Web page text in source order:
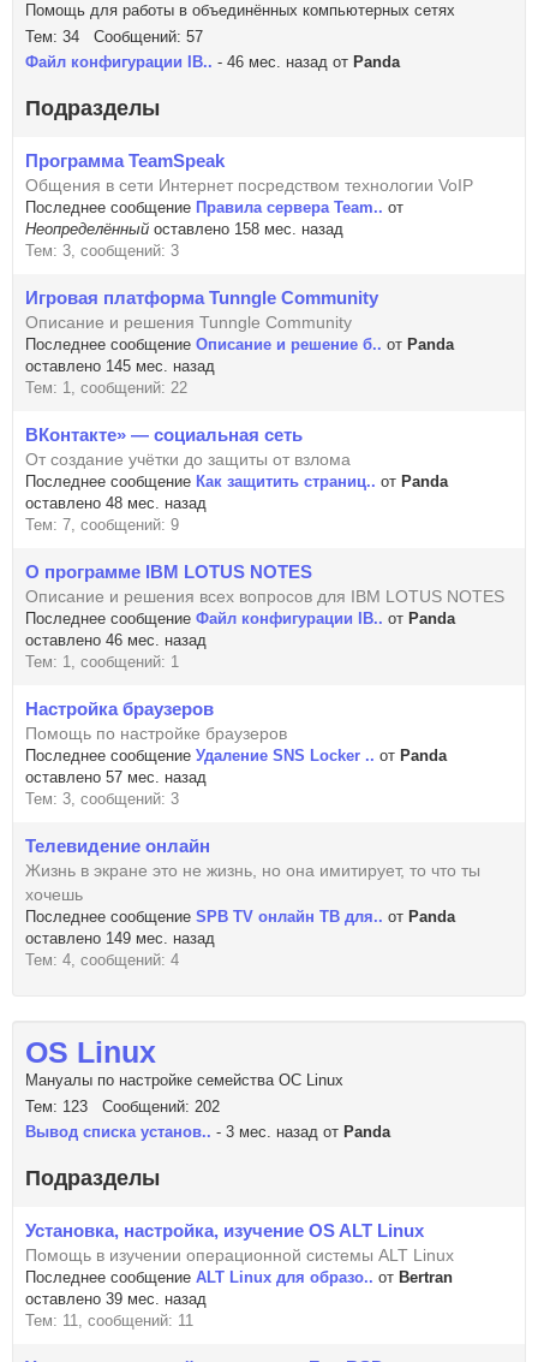
Помощь для работы в объединённых компьютерных сетях
Тем: 34 Сообщений: 57
Файл конфигурации IB.. - 46 мес. назад от Panda
Подразделы
Программа TeamSpeak
Общения в сети Интернет посредством технологии VoIP
Последнее сообщение Правила сервера Team.. от
Неопределённый оставлено 158 мес. назад
Тем: 3, сообщений: 3
Игровая платформа Tunngle Community
Описание и решения Tunngle Community
Последнее сообщение Описание и решение б.. от Panda
оставлено 145 мес. назад
Тем: 1, сообщений: 22
ВКонтакте» — социальная сеть
От создание учётки до защиты от взлома
Последнее сообщение Как защитить страниц.. от Panda
оставлено 48 мес. назад
Тем: 7, сообщений: 9
О программе IBM LOTUS NOTES
Описание и решения всех вопросов для IBM LOTUS NOTES
Последнее сообщение Файл конфигурации IB.. от Panda
оставлено 46 мес. назад
Тем: 1, сообщений: 1
Настройка браузеров
Помощь по настройке браузеров
Последнее сообщение Удаление SNS Locker .. от Panda
оставлено 57 мес. назад
Тем: 3, сообщений: 3
Телевидение онлайн
Жизнь в экране это не жизнь, но она имитирует, то что ты
хочешь
Последнее сообщение SPB TV онлайн ТВ для.. от Panda
оставлено 149 мес. назад
Тем: 4, сообщений: 4
OS Linux
Мануалы по настройке семейства ОС Linux
Тем: 123 Сообщений: 202
Вывод списка установ.. - 3 мес. назад от Panda
Подразделы
Установка, настройка, изучение OS ALT Linux
Помощь в изучении операционной системы ALT Linux
Последнее сообщение ALT Linux для образо.. от Bertran
оставлено 39 мес. назад
Тем: 11, сообщений: 11